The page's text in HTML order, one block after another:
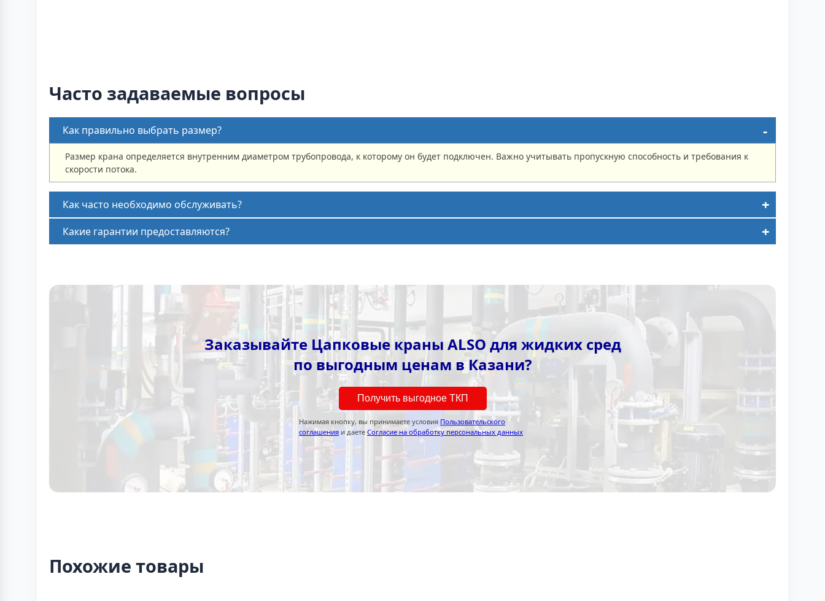
Часто задаваемые вопросы
Как правильно выбрать размер?
Размер крана определяется внутренним диаметром трубопровода, к которому он будет подключен. Важно учитывать пропускную способность и требования к
скорости потока.
Как часто необходимо обслуживать?
Какие гарантии предоставляются?
Заказывайте Цапковые краны ALSO для жидких сред
по выгодным ценам в Казани?
Получить выгодное ТКП
Нажимая кнопку, вы принимаете условия Пользовательского
соглашения и даете Согласие на обработку персональных данных
Похожие товары